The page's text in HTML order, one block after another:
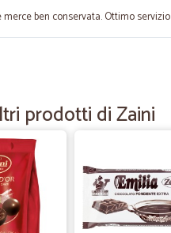
merce ben conservata. Ottimo servizio
grazie!
— Alessandro C.
competitivi
prodotti di Zaini